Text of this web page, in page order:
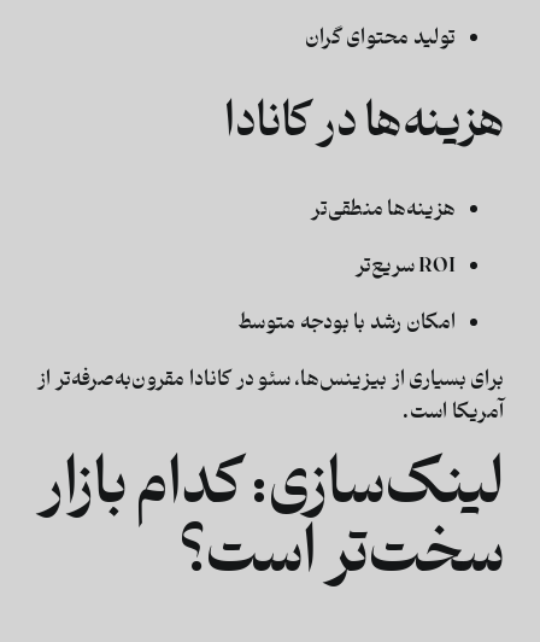
تولید محتوای گران
هزینه‌ها در کانادا
هزینه‌ها منطقی‌تر
ROI سریع‌تر
امکان رشد با بودجه متوسط
برای بسیاری از بیزینس‌ها،سئو در کانادا مقرون‌به‌صرفه‌تر از
آمریکا است.
لینک‌سازی: کدام بازار
سخت‌تر است؟